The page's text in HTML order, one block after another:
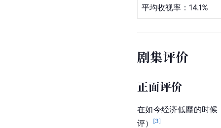
平均收视率：14.1%
剧集评价
正面评价
在如今经济低靡的时
评）
[3]